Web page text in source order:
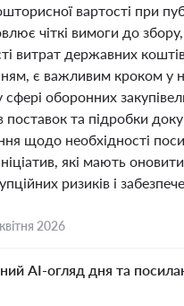
вартості при
чіткі вимоги до
витрат державних
є важливим кроком у
оборонних
поставок та підробки
щодо необхідності
які мають
ризиків і
2026
AI-огляд дня та